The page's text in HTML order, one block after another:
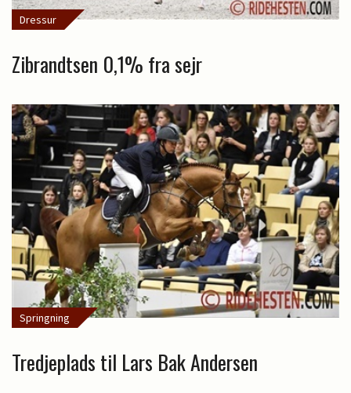
Dressur
Zibrandtsen 0,1% fra sejr
Springning
Tredjeplads til Lars Bak Andersen